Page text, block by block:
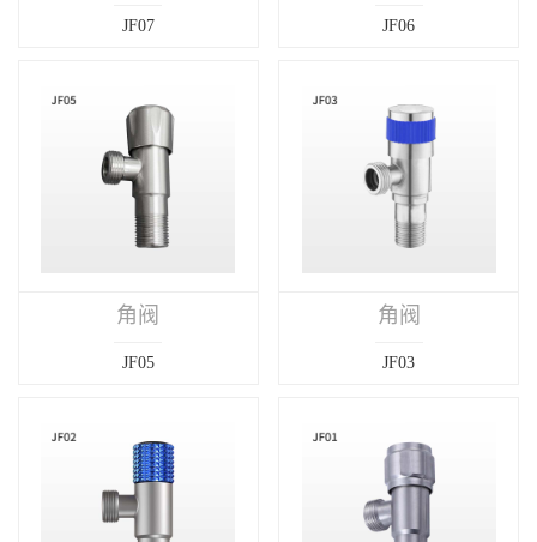
JF07 JF06
角阀
JF05
角阀
JF03